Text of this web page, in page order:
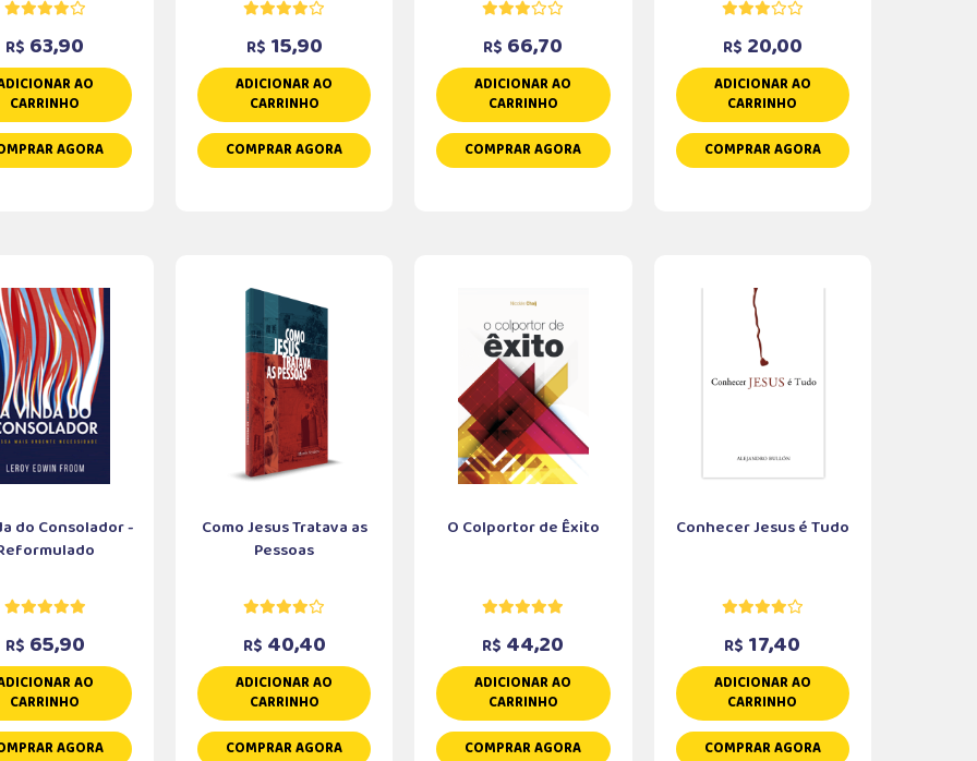
R$ 63,90
AO
CARRINHO
AGORA
R$ 15,90
ADICIONAR AO
CARRINHO
COMPRAR AGORA
R$ 66,70
ADICIONAR AO
CARRINHO
COMPRAR AGORA
R$ 20,00
ADICIONAR AO
CARRINHO
COMPRAR AGORA
do Consolador -
R$ 65,90
AO
CARRINHO
AGORA
Como Jesus Tratava as
Pessoas
R$ 40,40
ADICIONAR AO
CARRINHO
COMPRAR AGORA
O Colportor de Êxito
R$ 44,20
ADICIONAR AO
CARRINHO
COMPRAR AGORA
Conhecer Jesus é Tudo
R$ 17,40
ADICIONAR AO
CARRINHO
COMPRAR AGORA